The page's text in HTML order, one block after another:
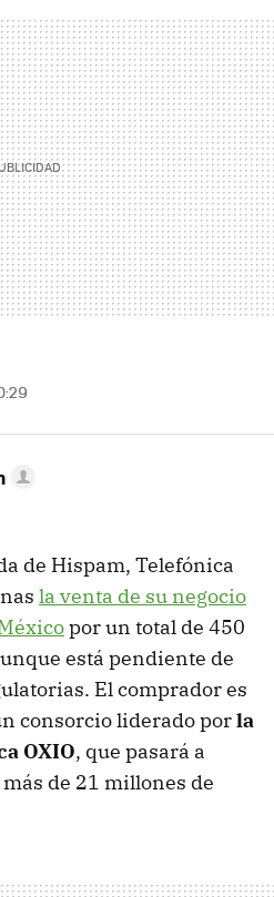
MAIL
de Hispam, Telefónica
la venta de su negocio
por un total de 450
está pendiente de
El comprador es
consorcio liderado porla
OXIO, que pasará a
de 21 millones de